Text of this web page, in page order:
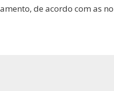
de acordo com as